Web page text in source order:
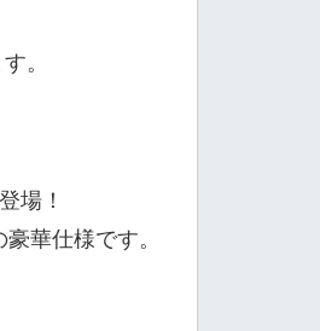
。
場！
華仕様です。